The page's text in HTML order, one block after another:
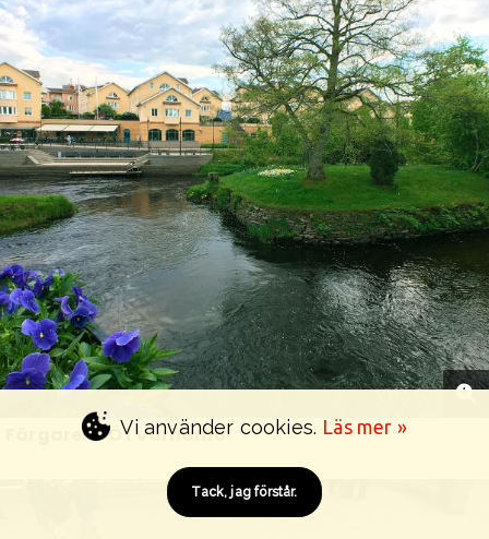
Färgarens Ö i Värnamo
Vi använder cookies. Läs mer »
Tack, jag förstår.